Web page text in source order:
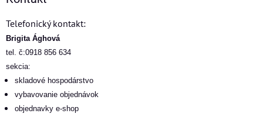
Telefonický kontakt:
Brigita Ághová
tel. č:0918 856 634
sekcia:
skladové hospodárstvo
vybavovanie objednávok
objednavky e-shop